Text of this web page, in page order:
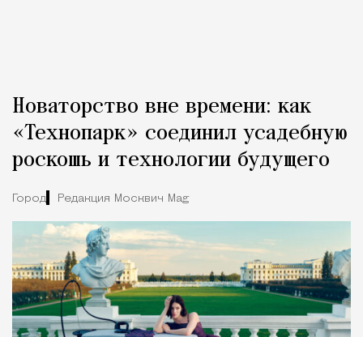
Новаторство вне времени: как
«Технопарк» соединил усадебную
роскошь и технологии будущего
Город Редакция Москвич Mag